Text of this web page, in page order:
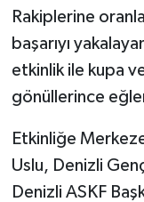
Rakiplerine
başarıyı
etkinlik ile kupa
gönüllerince
Etkinliğe
Uslu, Denizli
Denizli ASKF